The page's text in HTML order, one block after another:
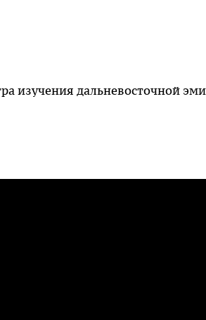
изучения дальневосточной